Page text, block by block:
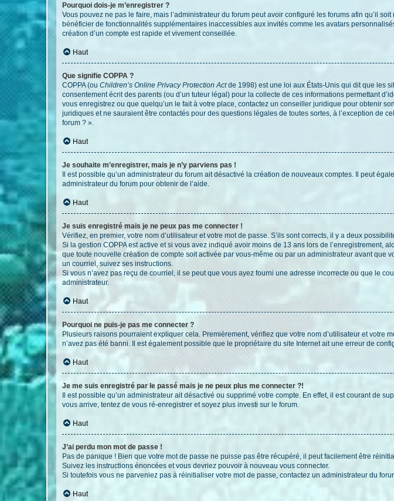
Pourquoi dois-je m’enregistrer ?
Vous pouvez ne pas le faire, mais l’administrateur du forum peut avoir configuré les forums afin qu’il
bénéficier de fonctionnalités supplémentaires inaccessibles aux invités comme les avatars
création d’un compte est rapide et vivement conseillée.
Haut
Que signifie COPPA ?
COPPA (ou Children’s Online Privacy Protection Actde 1998) est une loi aux États-Unis qui dit que les
consentement écrit des parents (ou d’un tuteur légal) pour la collecte de ces informations permettant
vous enregistrez ou que quelqu’un le fait à votre place, contactez un conseiller juridique pour obtenir
juridiques et ne sauraient être contactés pour des questions légales de toutes sortes, à l’exception de
forum ? ».
Haut
Je souhaite m’enregistrer, mais je n’y parviens pas !
Il est possible qu’un administrateur du forum ait désactivé la création de nouveaux comptes. Il peut
administrateur du forum pour obtenir de l’aide.
Haut
Je suis enregistré mais je ne peux pas me connecter !
Vérifiez, en premier, votre nom d’utilisateur et votre mot de passe. S’ils sont corrects, il y a deux
Si la gestion COPPA est active et si vous avez indiqué avoir moins de 13 ans lors de
que toute nouvelle création de compte soit activée par vous-même ou par un administrateur avant que
un courriel, suivez ses instructions.
Si vous n’avez pas reçu de courriel, il se peut que vous ayez fourni une adresse incorrecte ou que le
administrateur.
Haut
Pourquoi ne puis-je pas me connecter ?
Plusieurs raisons pourraient expliquer cela. Premièrement, vérifiez que votre nom d’utilisateur et votre
n’avez pas été banni. Il est également possible que le propriétaire du site Internet ait une erreur de
Haut
Je me suis enregistré par le passé mais je ne peux plus me connecter ?!
Il est possible qu’un administrateur ait désactivé ou supprimé votre compte. En effet, il est courant de
vous arrive, tentez de vous ré-enregistrer et soyez plus investi sur le forum.
Haut
J’ai perdu mon mot de passe !
Pas de panique ! Bien que votre mot de passe ne puisse pas être récupéré, il peut facilement être
Suivez les instructions énoncées et vous devriez pouvoir à nouveau vous connecter.
Si toutefois vous ne parveniez pas à réinitialiser votre mot de passe, contactez un administrateur du
Haut